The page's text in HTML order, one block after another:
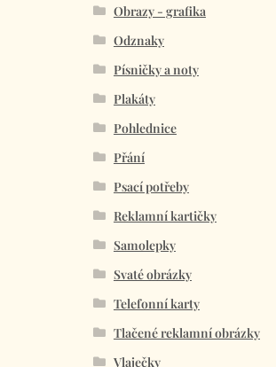
Obrazy - grafika
Odznaky
Písničky a noty
Plakáty
Pohlednice
Přání
Psací potřeby
Reklamní kartičky
Samolepky
Svaté obrázky
Telefonní karty
Tlačené reklamní obrázky
Vlaječky